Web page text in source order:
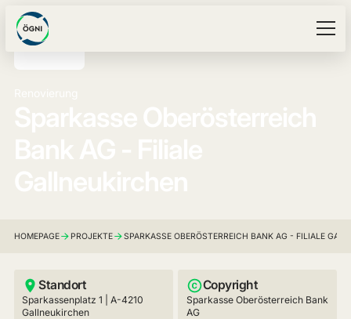
HOMEPAGE PROJEKTE SPARKASSE OBERÖSTERREICH BANK AG - FILIALE
Standort
Sparkassenplatz 1 | A-4210
Gallneukirchen
Copyright
Sparkasse Oberösterreich Bank
AG